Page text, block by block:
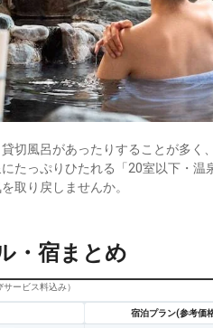
切風呂があったりすることが多く
たっぷりひたれる「20室以下・温
取り戻しませんか。
・宿まとめ
ービス料込み）
宿泊プラン(参考価